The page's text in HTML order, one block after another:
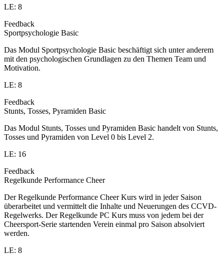
LE: 8
Feedback
Sportpsychologie Basic
Das Modul Sportpsychologie Basic beschäftigt sich unter anderem
mit den psychologischen Grundlagen zu den Themen Team und
Motivation.
LE: 8
Feedback
Stunts, Tosses, Pyramiden Basic
Das Modul Stunts, Tosses und Pyramiden Basic handelt von Stunts,
Tosses und Pyramiden von Level 0 bis Level 2.
LE: 16
Feedback
Regelkunde Performance Cheer
Der Regelkunde Performance Cheer Kurs wird in jeder Saison
überarbeitet und vermittelt die Inhalte und Neuerungen des CCVD-
Regelwerks. Der Regelkunde PC Kurs muss von jedem bei der
Cheersport-Serie startenden Verein einmal pro Saison absolviert
werden.
LE: 8